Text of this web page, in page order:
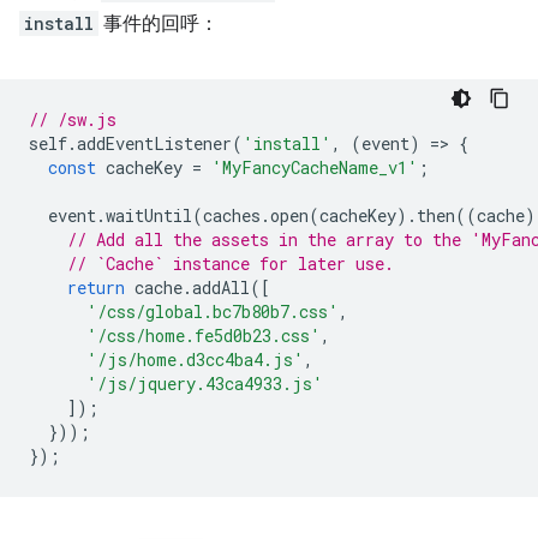
install 事件的回呼：
// /sw.js
self.addEventListener( 'install' , (event) => {
const cacheKey = 'MyFancyCacheName_v1' ;
event.waitUntil(caches .open(cacheKey). then((cache)
// Add all the assets in the array to the
// `Cache` instance for later use.
return cache.addAll([
'/css/global.bc7b80b7.css' ,
'/css/home.fe5d0b23.css' ,
'/js/home.d3cc4ba4.js' ,
'/js/jquery.43ca4933.js'
]);
}));
});